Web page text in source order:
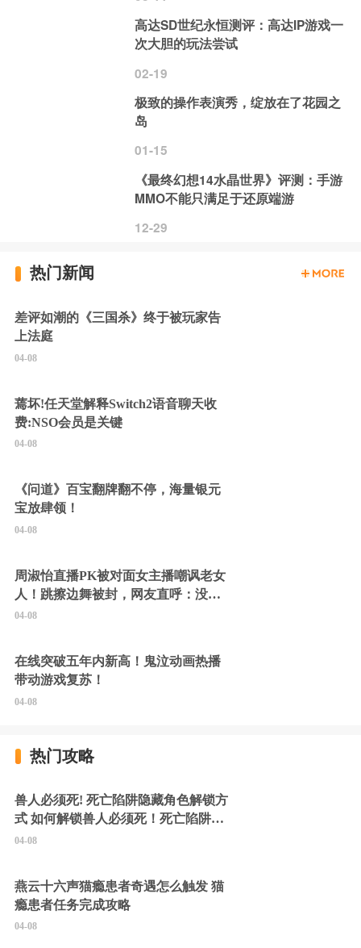
高达SD世纪永恒测评：高达IP游戏一
次大胆的玩法尝试
02-19
极致的操作表演秀，绽放在了花园之
岛
01-15
《最终幻想14水晶世界》评测：手游
MMO不能只满足于还原端游
12-29
热门新闻
差评如潮的《三国杀》终于被玩家告
上法庭
04-08
蔫坏!任天堂解释Switch2语音聊天收
费:NSO会员是关键
04-08
《问道》百宝翻牌翻不停，海量银元
宝放肆领！
04-08
周淑怡直播PK被对面女主播嘲讽老女
人！跳擦边舞被封，网友直呼：没边
硬擦封的好！
04-08
在线突破五年内新高！鬼泣动画热播
带动游戏复苏！
04-08
热门攻略
兽人必须死! 死亡陷阱隐藏角色解锁方
式 如何解锁兽人必须死！死亡陷阱中
的隐藏角色
04-08
燕云十六声猫瘾患者奇遇怎么触发 猫
瘾患者任务完成攻略
04-08